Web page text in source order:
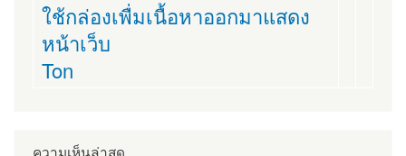
ใช้กล่องเพื่มเนื้อหาออกมาแสดง
หน้าเว็บ
Ton
ความเห็นล่าสุด